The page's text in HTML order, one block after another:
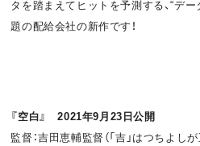
w
t
F
e
タを踏まえてヒットを予測する、“デ
題の配給会社の新作です！
『空白』 2021年9月23日公開
監督：吉田恵輔監督（「吉」はつちよしが